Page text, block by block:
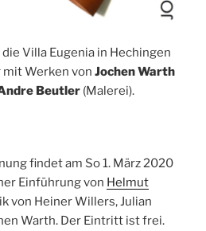
Villa Eugenia in Hechingen
Werken von Jochen Warth
Beutler (Malerei).
findet am So 1. März 2020
Einführung von Helmut
von Heiner Willers, Julian
Warth. Der Eintritt ist frei.